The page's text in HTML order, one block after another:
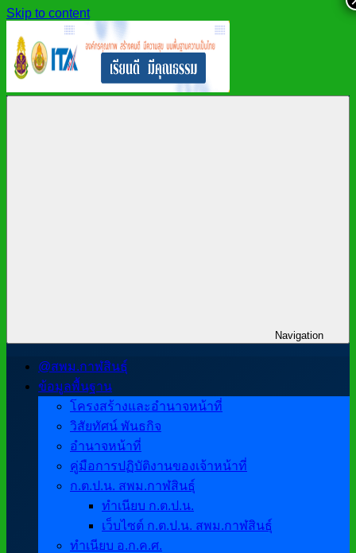
Skip to content
Navigation
@สพม.กาฬสินธุ์
ข้อมูลพื้นฐาน
โครงสร้างและอำนาจหน้าที่
วิสัยทัศน์ พันธกิจ
อำนาจหน้าที่
คู่มือการปฏิบัติงานของเจ้าหน้าที่
ก.ต.ป.น. สพม.กาฬสินธุ์
ทำเนียบ ก.ต.ป.น.
เว็บไซต์ ก.ต.ป.น. สพม.กาฬสินธุ์
ทำเนียบ อ.ก.ค.ศ.